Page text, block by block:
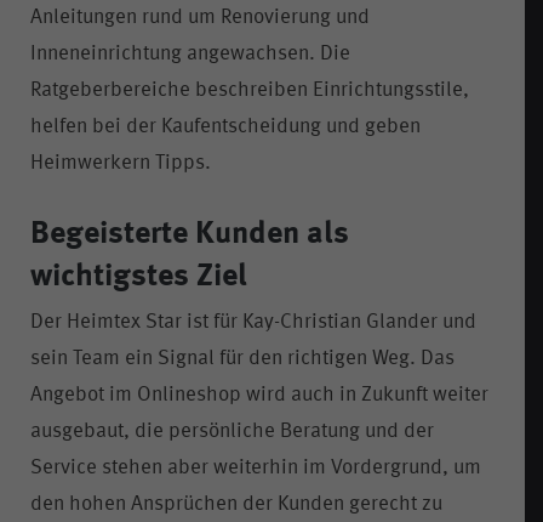
Anleitungen rund um Renovierung und
Inneneinrichtung angewachsen. Die
Ratgeberbereiche beschreiben Einrichtungsstile,
helfen bei der Kaufentscheidung und geben
Heimwerkern Tipps.
Begeisterte Kunden als
wichtigstes Ziel
Der Heimtex Star ist für Kay-Christian Glander und
sein Team ein Signal für den richtigen Weg. Das
Angebot im Onlineshop wird auch in Zukunft weiter
ausgebaut, die persönliche Beratung und der
Service stehen aber weiterhin im Vordergrund, um
den hohen Ansprüchen der Kunden gerecht zu